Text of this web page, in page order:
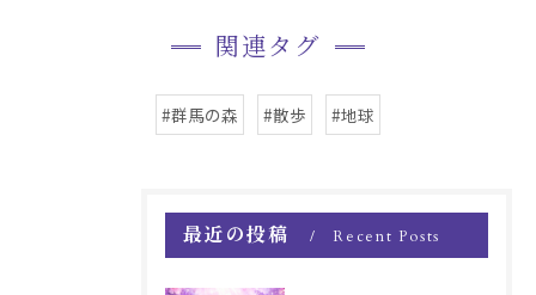
関連タグ
#群馬の森 #散歩 #地球
最近の投稿 Recent Posts